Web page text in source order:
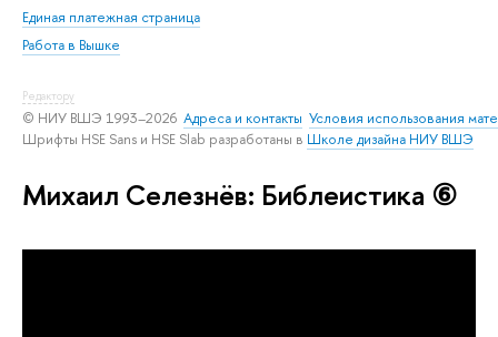
Михаил Селезнёв: Библеистика ⑥
Единая платежная страница
Работа в Вышке
Редактору
© НИУ ВШЭ 1993–2026 Адреса и контакты Условия использования
Шрифты HSE Sans и HSE Slab разработаны в Школе дизайна НИУ ВШЭ